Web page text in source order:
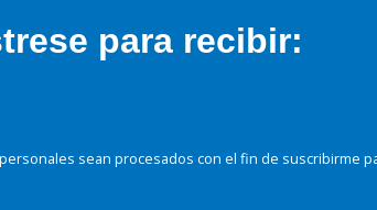
para recibir:
sean procesados con el fin de suscribirme